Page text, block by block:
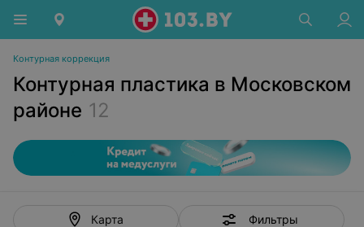
Контурная коррекция
Контурная пластика в Московском
районе 12
Карта Фильтры